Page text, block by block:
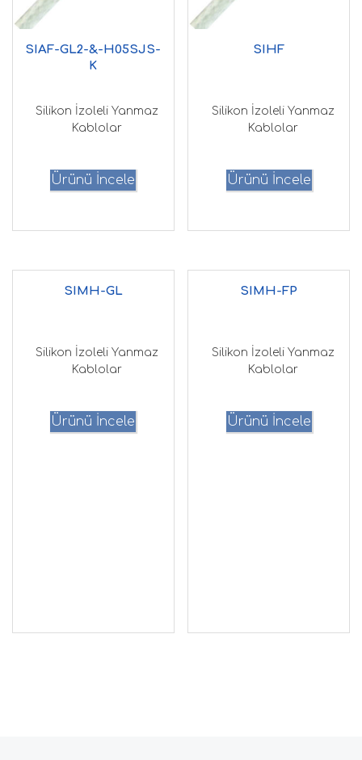
SIAF-GL2-&-H05SJS-
K
Silikon İzoleli Yanmaz
Kablolar
Ürünü İncele
SIHF
Silikon İzoleli Yanmaz
Kablolar
Ürünü İncele
SIMH-GL
Silikon İzoleli Yanmaz
Kablolar
Ürünü İncele
SIMH-FP
Silikon İzoleli Yanmaz
Kablolar
Ürünü İncele